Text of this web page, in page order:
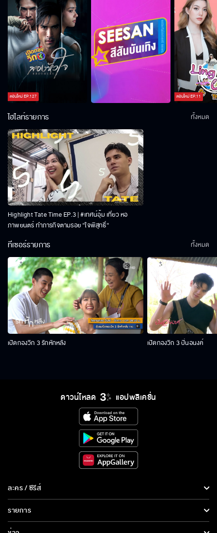
ตอนใหม่EP.127 ตอนใหม่EP.11
ไฮไลท์รายการ
Highlight Tate Time EP.3 | #เทศน์อุ้ม เที่ยว หอ
ภาพยนตร์ ทำภารกิจตามรอย “ใจพิสุทธิ์“
ทั้งหมด
ทีเซอร์รายการ
เปิดกองวิก 3 รักหักหลัง เปิดกองวิก 3 ปิ่นอนงค์
ทั้งหมด
ดาวน์โหลด แอปพลิเคชั่น
ละคร / ซีรีส์
ละคร/ซีรีส์
ซีรีส์นานาชาติ
รายการ
รายการทั้งหมด